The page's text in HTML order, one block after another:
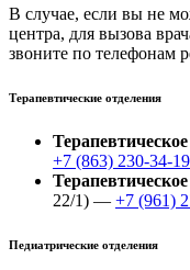
В случае, если вы не
центра, для вызова
звоните по телефонам
Терапевтические отделения
+7 (863) 230-34-19
22/1) — +7 (961)
Педиатрические отделения